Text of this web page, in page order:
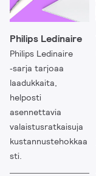
Philips Ledinaire
Philips Ledinaire
‑sarja tarjoaa
laadukkaita,
helposti
asennettavia
valaistusratkaisuja
kustannustehokkaa
sti.